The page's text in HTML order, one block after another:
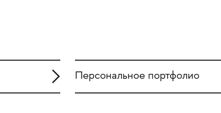
Персональное портфолио